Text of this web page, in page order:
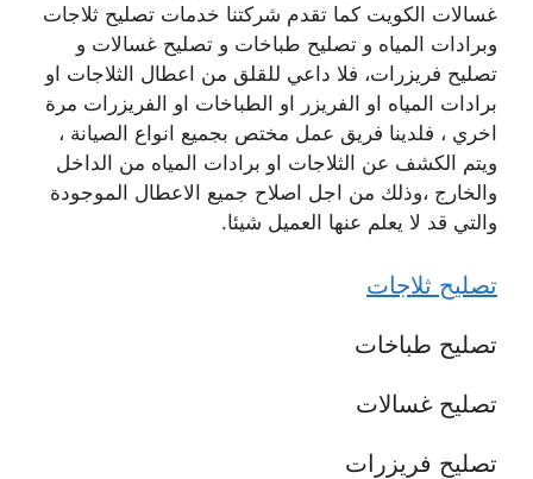
غسالات الكويت كما تقدم شركتنا خدمات تصليح ثلاجات
وبرادات المياه و تصليح طباخات و تصليح غسالات و
تصليح فريزرات، فلا داعي للقلق من اعطال الثلاجات او
برادات المياه او الفريزر او الطباخات او الفريزرات مرة
اخري ، فلدينا فريق عمل مختص بجميع انواع الصيانة ،
ويتم الكشف عن الثلاجات او برادات المياه من الداخل
والخارج ،وذلك من اجل اصلاح جميع الاعطال الموجودة
والتي قد لا يعلم عنها العميل شيئا.
تصليح ثلاجات
تصليح طباخات
تصليح غسالات
تصليح فريزرات